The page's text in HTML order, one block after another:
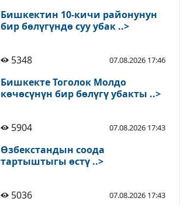
Бишкектин 10-кичи районунун
бир бөлүгүндө суу убак ..>
5348 07.08.2026 17:46
Бишкекте Тоголок Молдо
көчөсүнүн бир бөлүгү убакты ..>
5904 07.08.2026 17:43
Өзбекстандын соода
тартыштыгы өстү ..>
5036 07.08.2026 17:43